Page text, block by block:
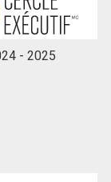
- 2025